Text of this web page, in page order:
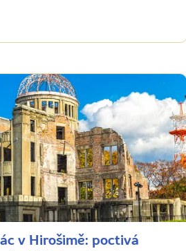
v Hirošimě: poctivá